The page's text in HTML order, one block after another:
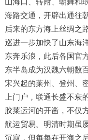
海路交通，开辟出通往
后来的东方海上丝绸之
巡进一步加快了山东海
东奔乐浪，此后各国官
东半岛成为汉魏六朝数
宋兴起的莱州、登州、
上门户，联通长盛不衰
胶莱运河的开凿，不仅
航运贸易。明清时期虽
沉寂，但每每在开海之